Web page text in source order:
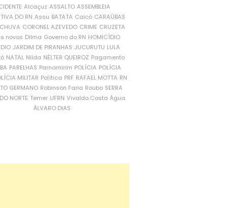
Alcaçuz ASSALTO ASSEMBLEIA
DO RN Assu BATATA Caicó CARAÚBAS
CORONEL AZEVEDO CRIME CRUZETA
novos Dilma Governo do RN HOMICÍDIO
JARDIM DE PIRANHAS JUCURUTU LULA
NATAL Nilda NÉLTER QUEIROZ Pagamento
PARELHAS Parnamirim POLÍCIA POLÍCIA
MILITAR Política PRF RAFAEL MOTTA RN
GERMANO Robinson Faria Roubo SERRA
NORTE Temer UFRN Vivaldo Costa Água
ÁLVARO DIAS